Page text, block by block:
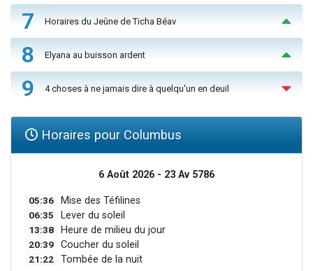
7 Horaires du Jeûne de Ticha Béav
8 Elyana au buisson ardent
9 4 choses à ne jamais dire à quelqu'un en deuil
Horaires pour Columbus
6 Août 2026 - 23 Av 5786
05:36 Mise des Téfilines
06:35 Lever du soleil
13:38 Heure de milieu du jour
20:39 Coucher du soleil
21:22 Tombée de la nuit